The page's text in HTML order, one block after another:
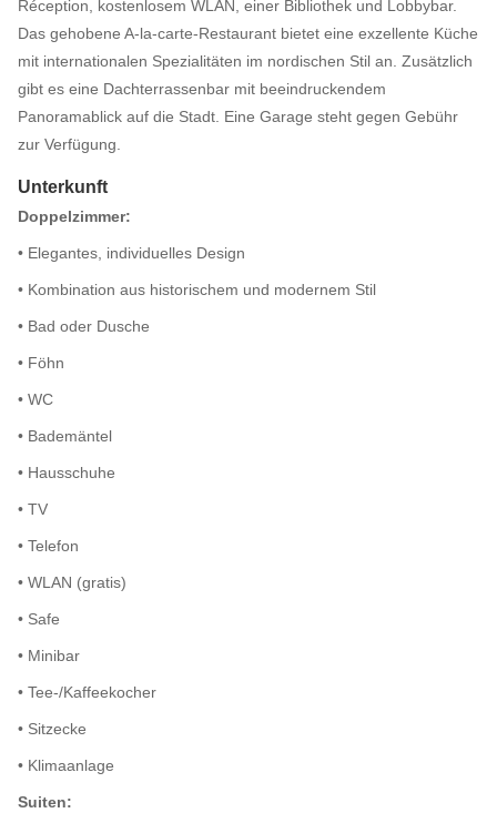
Réception, kostenlosem WLAN, einer Bibliothek und Lobbybar.
Das gehobene A-la-carte-Restaurant bietet eine exzellente Küche
mit internationalen Spezialitäten im nordischen Stil an. Zusätzlich
gibt es eine Dachterrassenbar mit beeindruckendem
Panoramablick auf die Stadt. Eine Garage steht gegen Gebühr
zur Verfügung.
Unterkunft
Doppelzimmer:
• Elegantes, individuelles Design
• Kombination aus historischem und modernem Stil
• Bad oder Dusche
• Föhn
• WC
• Bademäntel
• Hausschuhe
• TV
• Telefon
• WLAN (gratis)
• Safe
• Minibar
• Tee-/Kaffeekocher
• Sitzecke
• Klimaanlage
Suiten: